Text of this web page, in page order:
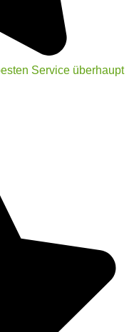
Service überhaupt